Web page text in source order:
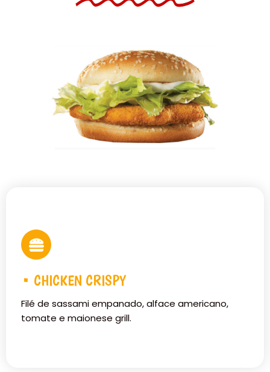
• CHICKEN CRISPY
Filé de sassami empanado, alface americano,
tomate e maionese grill.